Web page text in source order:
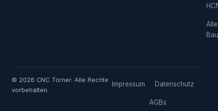
Alle
© 2026 CNC Törner. Alle Rechte
vorbehalten.
Impressum Datenschutz
AGBs